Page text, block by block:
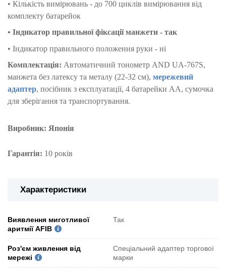
• Кількість вимірювань - до 700 циклів вимірювання від
комплекту батарейок
• Індикатор правильної фіксації манжети - так
• Індикатор правильного положення руки - ні
Комплектація: Автоматичний тонометр AND UA-767S,
манжета без латексу та металу (22-32 см), мережевий
адаптер, посібник з експлуатації, 4 батарейки АА, сумочка
для зберігання та транспортування.
Виробник: Японія
Гарантія: 10 років
Характеристики
Виявлення миготливої
аритмії AFIB
Так
Роз'єм живлення від
мережі
Спеціальний адаптер торгової
марки